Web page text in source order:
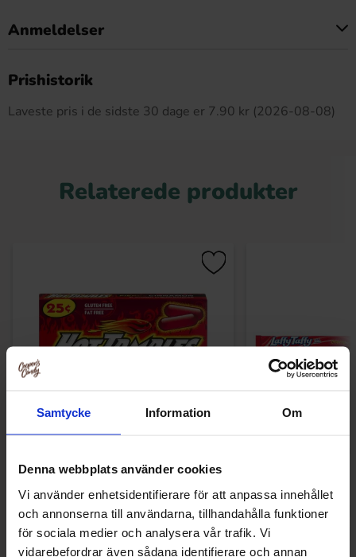
Samtycke Information Om
Denna webbplats använder cookies
Vi använder enhetsidentifierare för att anpassa innehållet
och annonserna till användarna, tillhandahålla funktioner
för sociala medier och analysera vår trafik. Vi
vidarebefordrar även sådana identifierare och annan
Anmeldelser
Prishistorik
Laveste pris i de sidste 30 dage er 7.90 kr (2026-08-08)
Relaterede produkter
6.90 kr
Køb
7.90